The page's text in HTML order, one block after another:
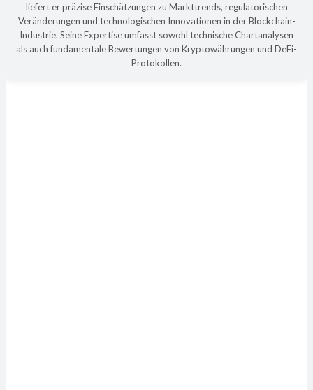
liefert er präzise Einschätzungen zu Markttrends, regulatorischen
Veränderungen und technologischen Innovationen in der Blockchain-
Industrie. Seine Expertise umfasst sowohl technische Chartanalysen
als auch fundamentale Bewertungen von Kryptowährungen und DeFi-
Protokollen.